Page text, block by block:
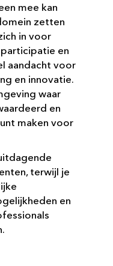
mee kan
zetten
in voor
en
aandacht voor
en innovatie.
waar
en
maken voor
terwijl je
en